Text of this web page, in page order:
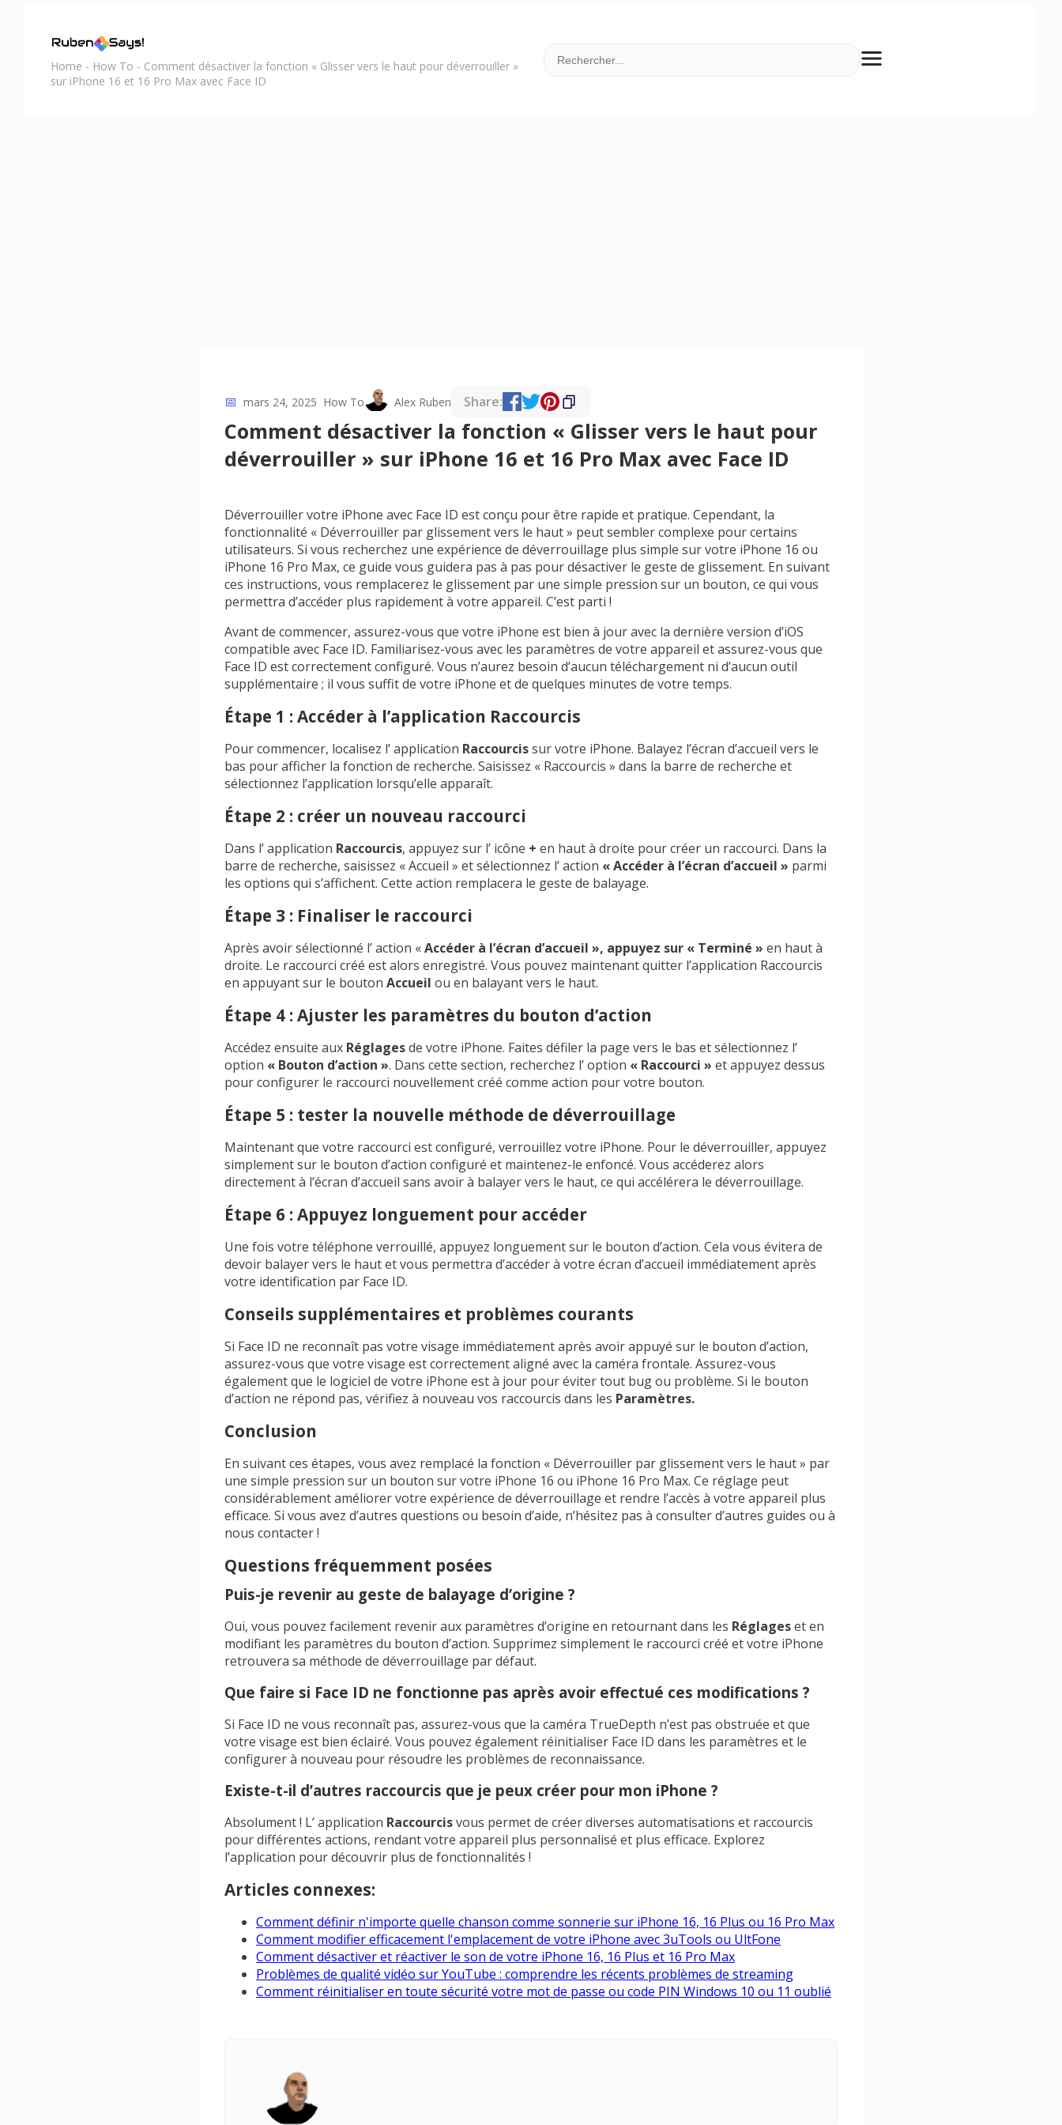
Home - How To - Comment désactiver la fonction « Glisser vers le haut pour déverrouiller »
sur iPhone 16 et 16 Pro Max avec Face ID
📅 mars 24, 2025 How To Alex Ruben Share:
Comment désactiver la fonction « Glisser vers le haut pour
déverrouiller » sur iPhone 16 et 16 Pro Max avec Face ID
Déverrouiller votre iPhone avec Face ID est conçu pour être rapide et pratique. Cependant, la
fonctionnalité « Déverrouiller par glissement vers le haut » peut sembler complexe pour certains
utilisateurs. Si vous recherchez une expérience de déverrouillage plus simple sur votre iPhone 16 ou
iPhone 16 Pro Max, ce guide vous guidera pas à pas pour désactiver le geste de glissement. En suivant
ces instructions, vous remplacerez le glissement par une simple pression sur un bouton, ce qui vous
permettra d’accéder plus rapidement à votre appareil. C’est parti !
Avant de commencer, assurez-vous que votre iPhone est bien à jour avec la dernière version d’iOS
compatible avec Face ID. Familiarisez-vous avec les paramètres de votre appareil et assurez-vous que
Face ID est correctement configuré. Vous n’aurez besoin d’aucun téléchargement ni d’aucun outil
supplémentaire ; il vous suffit de votre iPhone et de quelques minutes de votre temps.
Étape 1 : Accéder à l’application Raccourcis
Pour commencer, localisez l’ application Raccourcissur votre iPhone. Balayez l’écran d’accueil vers le
bas pour afficher la fonction de recherche. Saisissez « Raccourcis » dans la barre de recherche et
sélectionnez l’application lorsqu’elle apparaît.
Étape 2 : créer un nouveau raccourci
Dans l’ application Raccourcis, appuyez sur l’ icône + en haut à droite pour créer un raccourci. Dans la
barre de recherche, saisissez « Accueil » et sélectionnez l’ action « Accéder à l’écran d’accueil » parmi
les options qui s’affichent. Cette action remplacera le geste de balayage.
Étape 3 : Finaliser le raccourci
Après avoir sélectionné l’ action «Accéder à l’écran d’accueil », appuyez sur « Terminé » en haut à
droite. Le raccourci créé est alors enregistré. Vous pouvez maintenant quitter l’application Raccourcis
en appuyant sur le bouton Accueil ou en balayant vers le haut.
Étape 4 : Ajuster les paramètres du bouton d’action
Accédez ensuite aux Réglagesde votre iPhone. Faites défiler la page vers le bas et sélectionnez l’
option « Bouton d’action ». Dans cette section, recherchez l’ option « Raccourci » et appuyez dessus
pour configurer le raccourci nouvellement créé comme action pour votre bouton.
Étape 5 : tester la nouvelle méthode de déverrouillage
Maintenant que votre raccourci est configuré, verrouillez votre iPhone. Pour le déverrouiller, appuyez
simplement sur le bouton d’action configuré et maintenez-le enfoncé. Vous accéderez alors
directement à l’écran d’accueil sans avoir à balayer vers le haut, ce qui accélérera le déverrouillage.
Étape 6 : Appuyez longuement pour accéder
Une fois votre téléphone verrouillé, appuyez longuement sur le bouton d’action. Cela vous évitera de
devoir balayer vers le haut et vous permettra d’accéder à votre écran d’accueil immédiatement après
votre identification par Face ID.
Conseils supplémentaires et problèmes courants
Si Face ID ne reconnaît pas votre visage immédiatement après avoir appuyé sur le bouton d’action,
assurez-vous que votre visage est correctement aligné avec la caméra frontale. Assurez-vous
également que le logiciel de votre iPhone est à jour pour éviter tout bug ou problème. Si le bouton
d’action ne répond pas, vérifiez à nouveau vos raccourcis dans les Paramètres.
Conclusion
En suivant ces étapes, vous avez remplacé la fonction « Déverrouiller par glissement vers le haut » par
une simple pression sur un bouton sur votre iPhone 16 ou iPhone 16 Pro Max. Ce réglage peut
considérablement améliorer votre expérience de déverrouillage et rendre l’accès à votre appareil plus
efficace. Si vous avez d’autres questions ou besoin d’aide, n’hésitez pas à consulter d’autres guides ou à
nous contacter !
Questions fréquemment posées
Puis-je revenir au geste de balayage d’origine ?
Oui, vous pouvez facilement revenir aux paramètres d’origine en retournant dans les Réglageset en
modifiant les paramètres du bouton d’action. Supprimez simplement le raccourci créé et votre iPhone
retrouvera sa méthode de déverrouillage par défaut.
Que faire si Face ID ne fonctionne pas après avoir effectué ces modifications ?
Si Face ID ne vous reconnaît pas, assurez-vous que la caméra TrueDepth n’est pas obstruée et que
votre visage est bien éclairé. Vous pouvez également réinitialiser Face ID dans les paramètres et le
configurer à nouveau pour résoudre les problèmes de reconnaissance.
Existe-t-il d’autres raccourcis que je peux créer pour mon iPhone ?
Absolument ! L’ application Raccourcisvous permet de créer diverses automatisations et raccourcis
pour différentes actions, rendant votre appareil plus personnalisé et plus efficace. Explorez
l’application pour découvrir plus de fonctionnalités !
Articles connexes:
Comment définir n'importe quelle chanson comme sonnerie sur iPhone 16, 16 Plus ou 16 Pro Max
Comment modifier efficacement l'emplacement de votre iPhone avec 3uTools ou UltFone
Comment désactiver et réactiver le son de votre iPhone 16, 16 Plus et 16 Pro Max
Problèmes de qualité vidéo sur YouTube : comprendre les récents problèmes de streaming
Comment réinitialiser en toute sécurité votre mot de passe ou code PIN Windows 10 ou 11 oublié